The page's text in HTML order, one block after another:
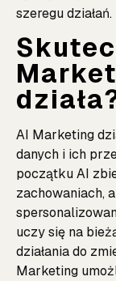
szeregu działań.
AI Marketing
danych i ich
początku AI
zachowaniach,
uczy się na
działania do
Marketing